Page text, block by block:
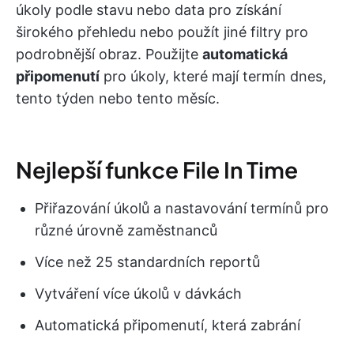
úkoly podle stavu nebo data pro získání
širokého přehledu nebo použít jiné filtry pro
podrobnější obraz. Použijte automatická
připomenutí pro úkoly, které mají termín dnes,
tento týden nebo tento měsíc.
Nejlepší funkce File In Time
Přiřazování úkolů a nastavování termínů pro
různé úrovně zaměstnanců
Více než 25 standardních reportů
Vytváření více úkolů v dávkách
Automatická připomenutí, která zabrání